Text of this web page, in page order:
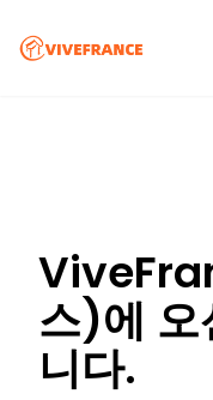
스)에 오
니다.